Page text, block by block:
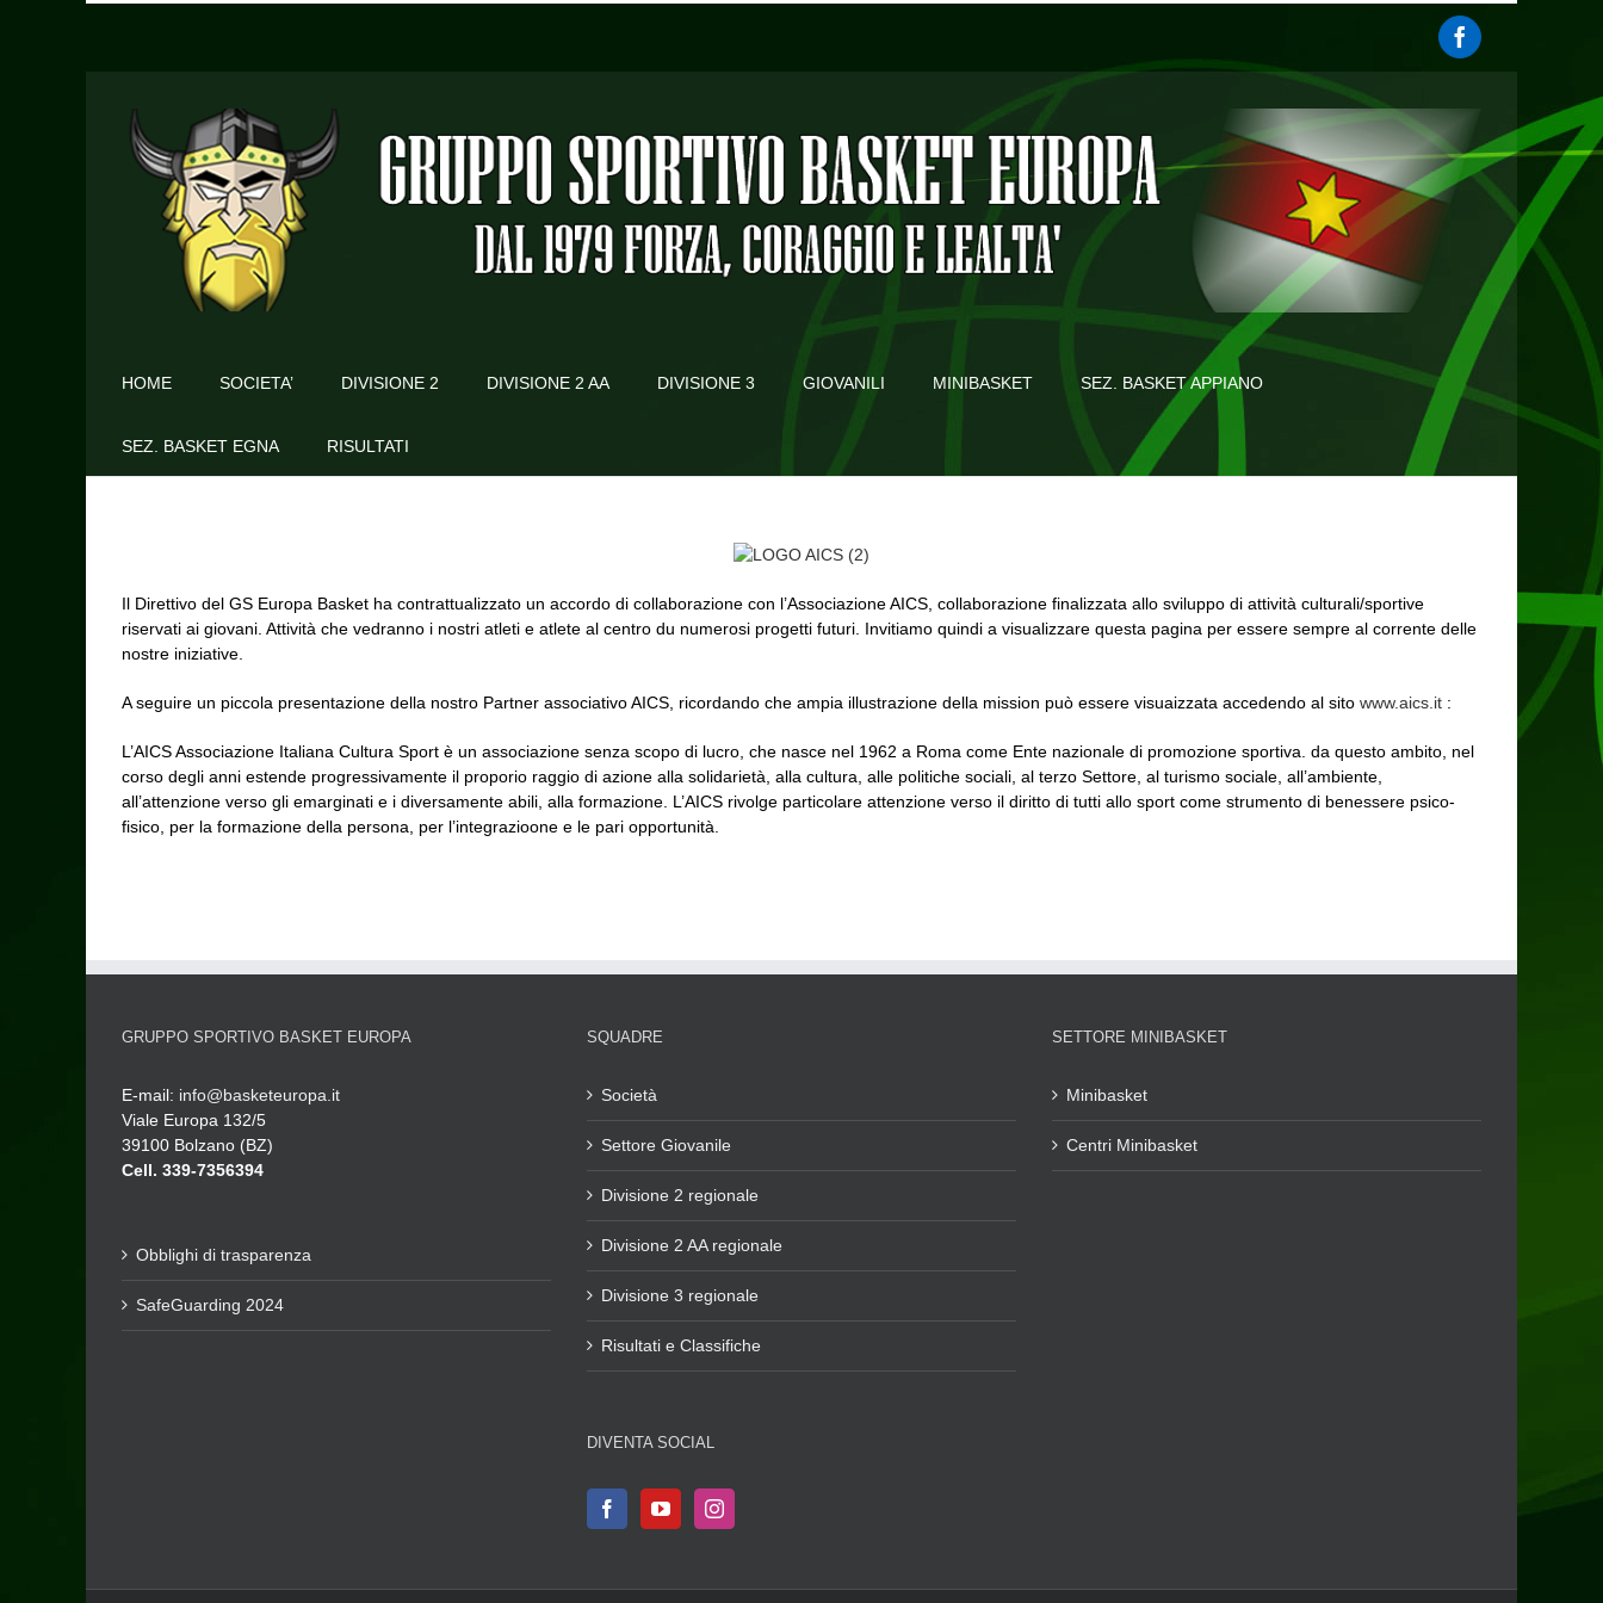
HOME SOCIETA’ DIVISIONE 2 DIVISIONE 2 AA DIVISIONE 3 GIOVANILI MINIBASKET SEZ. BASKET APPIANO
SEZ. BASKET EGNA RISULTATI
Il Direttivo del GS Europa Basket ha contrattualizzato un accordo di collaborazione con l’Associazione AICS, collaborazione finalizzata allo sviluppo di attività culturali/sportive
riservati ai giovani. Attività che vedranno i nostri atleti e atlete al centro du numerosi progetti futuri. Invitiamo quindi a visualizzare questa pagina per essere sempre al corrente delle
nostre iniziative.
A seguire un piccola presentazione della nostro Partner associativo AICS, ricordando che ampia illustrazione della mission può essere visuaizzata accedendo al sito www.aics.it :
L’AICS Associazione Italiana Cultura Sport è un associazione senza scopo di lucro, che nasce nel 1962 a Roma come Ente nazionale di promozione sportiva. da questo ambito, nel
corso degli anni estende progressivamente il proporio raggio di azione alla solidarietà, alla cultura, alle politiche sociali, al terzo Settore, al turismo sociale, all’ambiente,
all’attenzione verso gli emarginati e i diversamente abili, alla formazione. L’AICS rivolge particolare attenzione verso il diritto di tutti allo sport come strumento di benessere psico-
fisico, per la formazione della persona, per l’integrazioone e le pari opportunità.
GRUPPO SPORTIVO BASKET EUROPA
E-mail: info@basketeuropa.it
Viale Europa 132/5
39100 Bolzano (BZ)
Cell. 339-7356394
Obblighi di trasparenza
SafeGuarding 2024
SQUADRE
Società
Settore Giovanile
Divisione 2 regionale
Divisione 2 AA regionale
Divisione 3 regionale
Risultati e Classifiche
DIVENTA SOCIAL
SETTORE MINIBASKET
Minibasket
Centri Minibasket